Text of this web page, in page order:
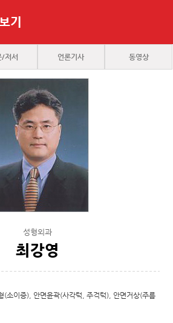
기
/저서 언론기사 동영상
성형외과
최강영
(소이증), 안면윤곽(사각턱, 주걱턱), 안면거상(주름